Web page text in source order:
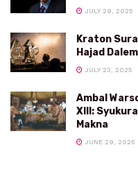
JULY 29, 2025
Kraton
Hajad
JULY 23, 2025
Ambal
XIII:
Makna
JUNE 29, 2025